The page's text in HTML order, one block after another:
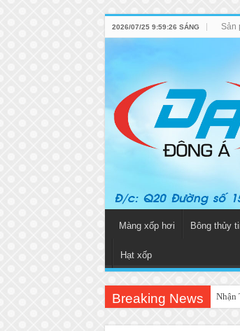
2026/07/25 9:59:26 SÁNG Sản
Màng xốp hơi Bông thủy
Hạt xốp
Breaking News Nhận